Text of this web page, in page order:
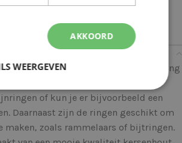
Delen:
hebben een mooie natuurlijke uitstraling
doeleinden inzetbaar. Zo zijn ze te
of kun je er bijvoorbeeld een
Daarnaast zijn de ringen geschikt om
maken, zoals rammelaars of bijtringen.
AKKOORD
WEERGEVEN